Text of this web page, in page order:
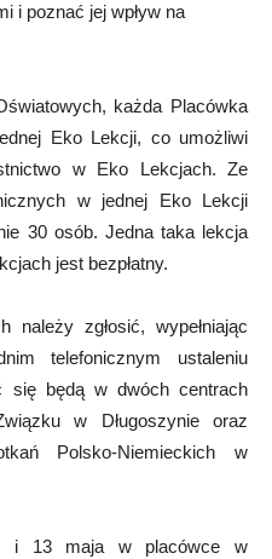
i poznać jej wpływ na
każda Placówka
Eko Lekcji, co umożliwi
w Eko Lekcjach. Ze
w jednej Eko Lekcji
30 osób. Jedna taka lekcja
jest bezpłatny.
zgłosić, wypełniając
telefonicznym ustaleniu
się będą w dwóch centrach
w Długoszynie oraz
Polsko-Niemieckich w
i 13 maja w placówce w